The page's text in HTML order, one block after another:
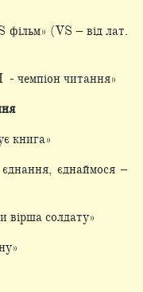
фільм» (VS – від лат.
- чемпіон читання»
книга»
єднаймося –
солдату»